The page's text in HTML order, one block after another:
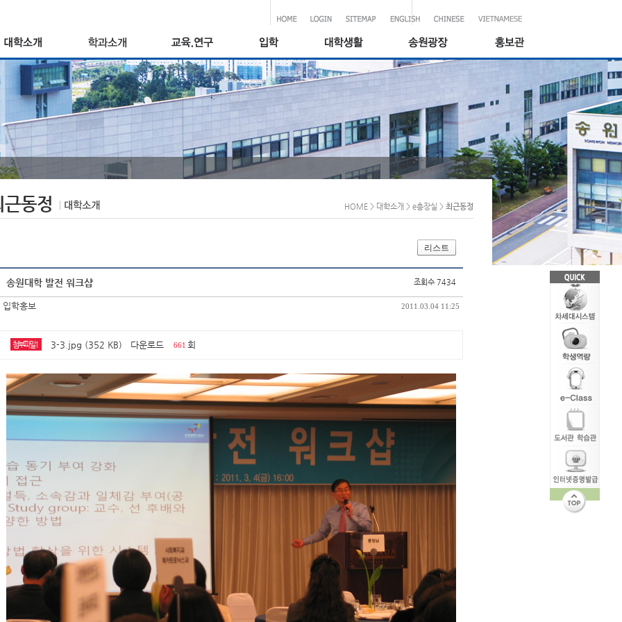
근동정 HOME > 대학소개 > e총장실 > 최근동정
리스트
송원대학 발전 워크샵 조회수 7434
입학홍보 2011.03.04 11:25
첨부파일1 3-3.jpg (352 KB) 다운로드 661 회